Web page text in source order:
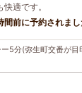
快適です。
がこの宿を見ていま
間前に予約されま
5分(弥生町交番が